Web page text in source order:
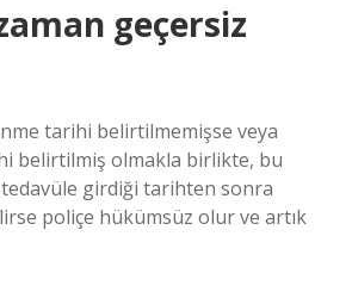
geçersiz
tarihi belirtilmemişse veya
belirtilmiş olmakla birlikte, bu
girdiği tarihten sonra
poliçe hükümsüz olur ve artık